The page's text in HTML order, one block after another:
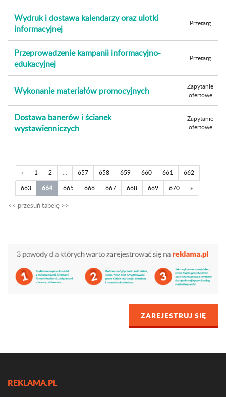
Wydruk i dostawa kalendarzy oraz ulotki
informacyjnej
Przetarg
Przeprowadzenie kampanii informacyjno-
edukacyjnej
Przetarg
Wykonanie materiałów promocyjnych
Zapytanie
ofertowe
Dostawa banerów i ścianek
wystawienniczych
Zapytanie
ofertowe
« 1 2 ... 657 658 659 660 661
662
663
664 665 666 667 668 669 670 »
ZAREJESTRUJ SIĘ
REKLAMA.PL